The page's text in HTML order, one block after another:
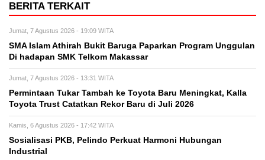
BERITA TERKAIT
Jumat, 7 Agustus 2026 - 19:09 WITA
SMA Islam Athirah Bukit Baruga Paparkan Program Unggulan
Di hadapan SMK Telkom Makassar
Jumat, 7 Agustus 2026 - 13:31 WITA
Permintaan Tukar Tambah ke Toyota Baru Meningkat, Kalla
Toyota Trust Catatkan Rekor Baru di Juli 2026
Kamis, 6 Agustus 2026 - 17:42 WITA
Sosialisasi PKB, Pelindo Perkuat Harmoni Hubungan
Industrial